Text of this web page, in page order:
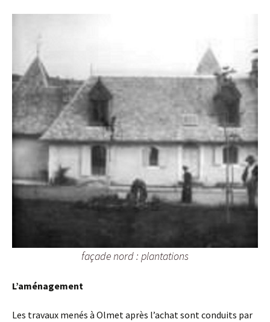
façade nord : plantations
L’aménagement
Les travaux menés à Olmet après l’achat sont conduits par